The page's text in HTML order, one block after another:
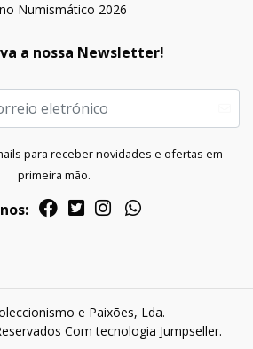
Numismático 2026
a nossa Newsletter!
para receber novidades e ofertas em
primeira mão.
e Paixões, Lda.
Com tecnologia Jumpseller.